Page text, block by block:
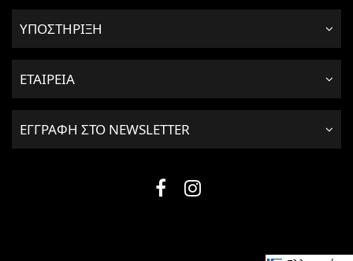
ΥΠΟΣΤΗΡΙΞΗ
ΕΤΑΙΡΕΙΑ
ΕΓΓΡΑΦΗ ΣΤΟ NEWSLETTER